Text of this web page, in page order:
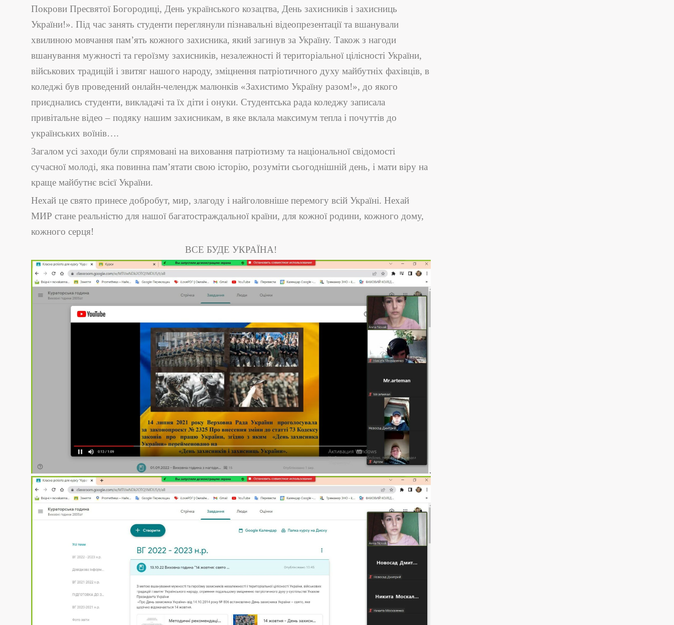
Покрови Пресвятої Богородиці, День українського козацтва, День захисників і захисниць
України!». Під час занять студенти переглянули пізнавальні відеопрезентації та вшанували
хвилиною мовчання пам’ять кожного захисника, який загинув за Україну. Також з нагоди
вшанування мужності та героїзму захисників, незалежності й територіальної цілісності України,
військових традицій і звитяг нашого народу, зміцнення патріотичного духу майбутніх фахівців, в
коледжі був проведений онлайн-челендж малюнків «Захистимо Україну разом!», до якого
приєднались студенти, викладачі та їх діти і онуки. Студентська рада коледжу записала
привітальне відео – подяку нашим захисникам, в яке вклала максимум тепла і почуттів до
українських воїнів….
Загалом усі заходи були спрямовані на виховання патріотизму та національної свідомості
сучасної молоді, яка повинна пам’ятати свою історію, розуміти сьогоднішній день, і мати віру на
краще майбутнє всієї України.
Нехай це свято принесе добробут, мир, злагоду і найголовніше перемогу всій Україні. Нехай
МИР стане реальністю для нашої багатостраждальної країни, для кожної родини, кожного дому,
кожного серця!
ВСЕ БУДЕ УКРАЇНА!